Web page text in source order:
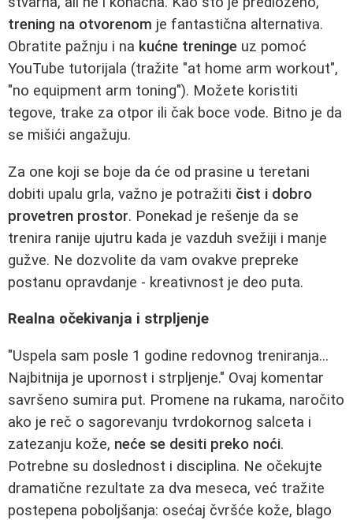
trening na otvorenom je fantastična alternativa.
Obratite pažnju i na kućne treninge uz pomoć
YouTube tutorijala (tražite "at home arm workout",
"no equipment arm toning"). Možete koristiti
tegove, trake za otpor ili čak boce vode. Bitno je da
se mišići angažuju.
Za one koji se boje da će od prasine u teretani
dobiti upalu grla, važno je potražiti čist i dobro
provetren prostor. Ponekad je rešenje da se
trenira ranije ujutru kada je vazduh svežiji i manje
gužve. Ne dozvolite da vam ovakve prepreke
postanu opravdanje - kreativnost je deo puta.
Realna očekivanja i strpljenje
"Uspela sam posle 1 godine redovnog treniranja...
Najbitnija je upornost i strpljenje." Ovaj komentar
savršeno sumira put. Promene na rukama, naročito
ako je reč o sagorevanju tvrdokornog salceta i
zatezanju kože, neće se desiti preko noći.
Potrebne su doslednost i disciplina. Ne očekujte
dramatične rezultate za dva meseca, već tražite
postepena poboljšanja: osećaj čvršće kože, blago